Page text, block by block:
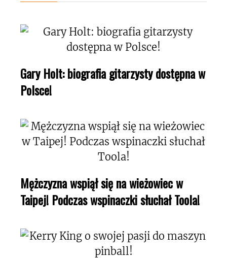
Gary Holt: biografia gitarzysty dostępna w
Polsce!
Mężczyzna wspiął się na wieżowiec w
Taipej! Podczas wspinaczki słuchał Toola!